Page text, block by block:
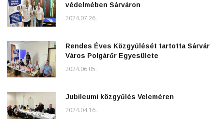
védelmében Sárváron
2024.07.26.
Rendes Éves Közgyűlését tartotta Sárvár
Város Polgárőr Egyesülete
2024.06.05.
Jubileumi közgyűlés Veleméren
2024.04.16.